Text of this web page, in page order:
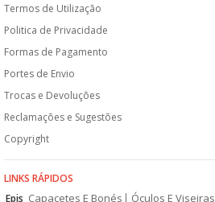
Termos de Utilização
Politica de Privacidade
Formas de Pagamento
Portes de Envio
Trocas e Devoluções
Reclamações e Sugestões
Copyright
LINKS RÁPIDOS
Epis Capacetes E Bonés Óculos E Viseiras